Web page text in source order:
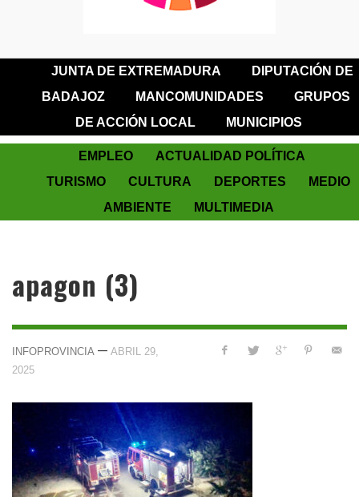
JUNTA DE EXTREMADURA
DIPUTACIÓN DE
BADAJOZ
MANCOMUNIDADES
GRUPOS
DE ACCIÓN LOCAL
MUNICIPIOS
EMPLEO
ACTUALIDAD POLÍTICA
TURISMO
CULTURA DEPORTES
MEDIO
AMBIENTE
MULTIMEDIA
apagon (3)
INFOPROVINCIA — ABRIL 29,
2025